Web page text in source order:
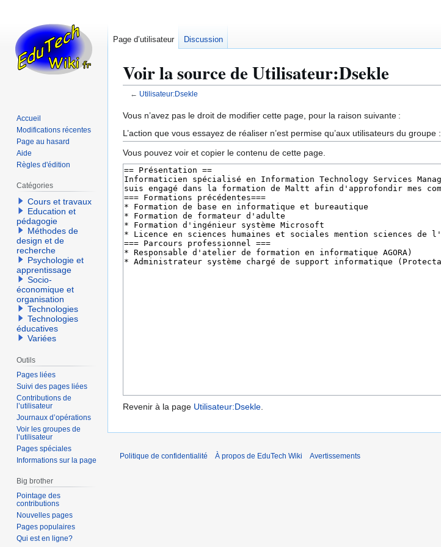
Voir la source de Utilisateur:Dsekle
← Utilisateur:Dsekle
Aller
à
la
navigation
Aller
à
la
recherche
Vous n’avez pas le droit de modifier cette page, pour la raison suivante :
L’action que vous essayez de réaliser n’est permise qu’aux utilisateurs du groupe :
Vous pouvez voir et copier le contenu de cette page.
Revenir à la page Utilisateur:Dsekle
Page d’utilisateur Discussion
Accueil
Modifications récentes
Page au hasard
Aide
Règles d'édition
Catégories
Cours et travaux
Education et
pédagogie
Méthodes de
design et de
recherche
Psychologie et
apprentissage
Socio-
économique et
organisation
Technologies
Technologies
éducatives
Variées
Outils
Pages liées
Suivi des pages liées
Contributions de
l’utilisateur
Journaux d’opérations
Voir les groupes de
l’utilisateur
Pages spéciales
Informations sur la page
Big brother
Pointage des
contributions
Nouvelles pages
Pages populaires
Qui est en ligne?
Politique de confidentialité À propos de EduTech Wiki Avertissements